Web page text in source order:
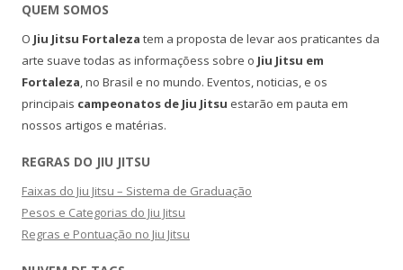
QUEM SOMOS
O Jiu Jitsu Fortaleza tem a proposta de levar aos praticantes da
arte suave todas as informaçõess sobre o Jiu Jitsu em
Fortaleza, no Brasil e no mundo. Eventos, noticias, e os
principais campeonatos de Jiu Jitsu estarão em pauta em
nossos artigos e matérias.
REGRAS DO JIU JITSU
Faixas do Jiu Jitsu – Sistema de Graduação
Pesos e Categorias do Jiu Jitsu
Regras e Pontuação no Jiu Jitsu